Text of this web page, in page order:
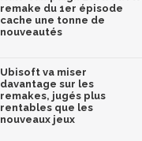
remake du 1er épisode
cache une tonne de
nouveautés
Ubisoft va miser
davantage sur les
remakes, jugés plus
rentables que les
nouveaux jeux